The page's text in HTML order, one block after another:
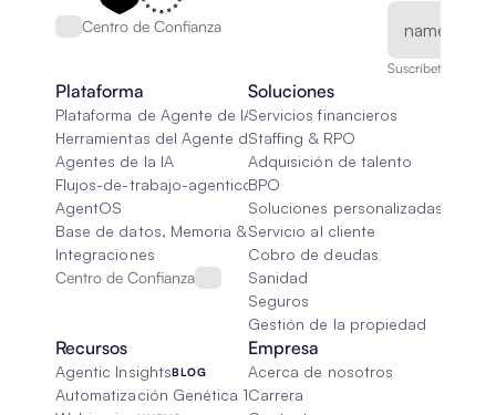
Centro de Confianza
Suscríbete a
Plataforma
Plataforma de Agente de IA
Herramientas del Agente de IA
Agentes de la IA
Flujos-de-trabajo-agenticos
AgentOS
Base de datos, Memoria & Trapo
Integraciones
Centro de Confianza
Soluciones
Servicios financieros
Staffing & RPO
Adquisición de talento
BPO
Soluciones personalizadas de IA
Servicio al cliente
Cobro de deudas
Sanidad
Seguros
Gestión de la propiedad
Recursos
Agentic InsightsBLOG
Automatización Genética 101
Empresa
Acerca de nosotros
Carrera